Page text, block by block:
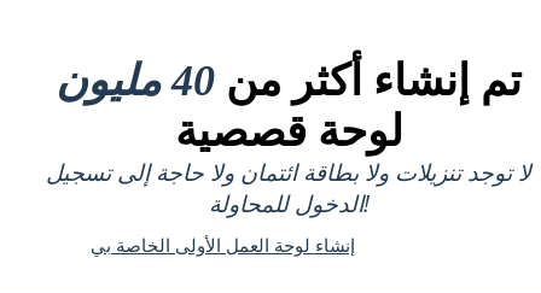
تم إنشاء أكثر من 40 مليون
لوحة قصصية
لا توجد تنزيلات ولا بطاقة ائتمان ولا حاجة إلى تسجيل
الدخول للمحاولة!
إنشاء لوحة العمل الأولى الخاصة بي